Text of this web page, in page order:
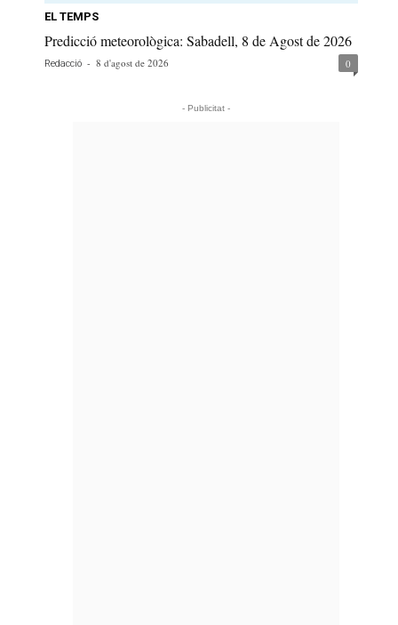
EL TEMPS
Predicció meteorològica: Sabadell, 8 de Agost de 2026
Redacció - 8 d'agost de 2026 0
- Publicitat -